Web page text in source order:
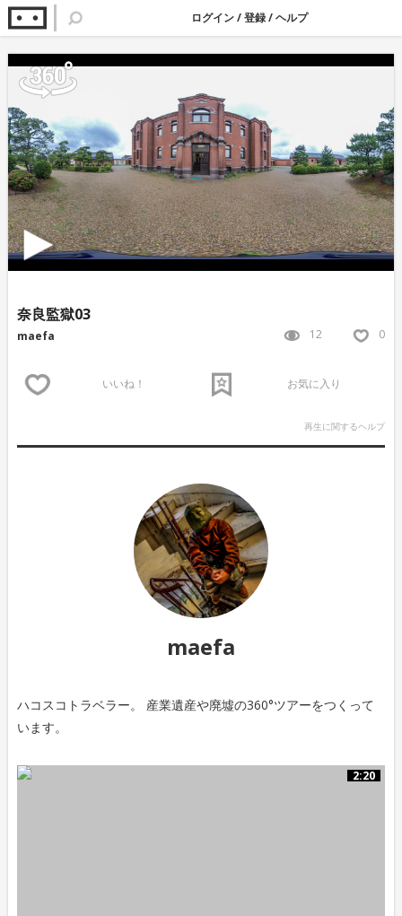
ログイン/登録/ヘルプ
奈良監獄03
maefa 12 0
いいね！ お気に入り
再生に関するヘルプ
maefa
ハコスコトラベラー。 産業遺産や廃墟の360°ツアーをつくって
います。
2:20